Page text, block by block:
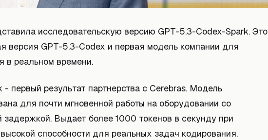
исследовательскую версию GPT-5.3-Codex-Spark. Это
версия GPT-5.3-Codex и первая модель компании для
в реальном времени.
- первый результат партнерства с Cerebras. Модель
для почти мгновенной работы на оборудовании со
задержкой. Выдает более 1000 токенов в секунду при
способности для реальных задач кодирования.